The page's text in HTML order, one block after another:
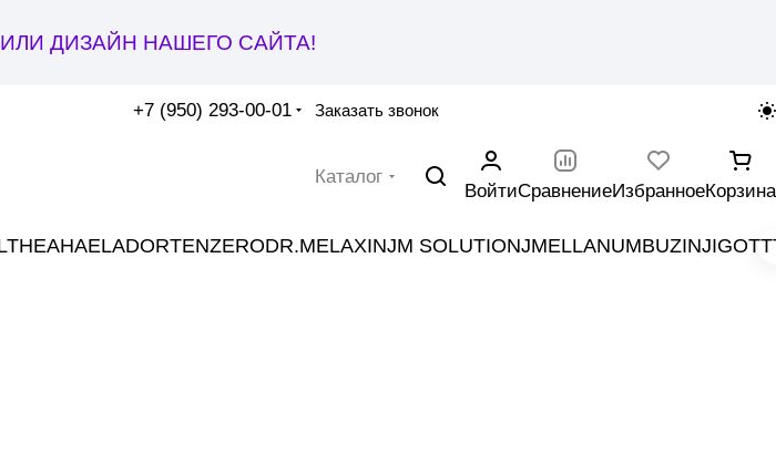
ДИЗАЙН НАШЕГО САЙТА!
+7 (950) 293-00-01 Заказать звонок
Каталог
ВойтиСравнениеИзбранноеКорзина
HAELADORTENZERODR.MELAXINJM SOLUTIONJMELLANUMBUZINJIGOTT